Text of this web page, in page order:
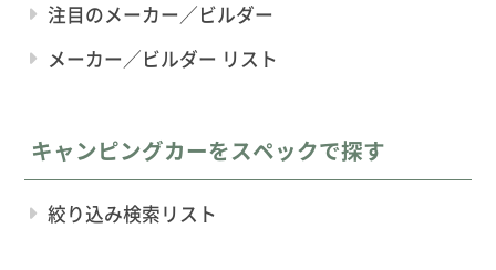
注目のメーカー／ビルダー
メーカー／ビルダー リスト
キャンピングカーをスペックで探す
絞り込み検索リスト